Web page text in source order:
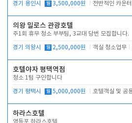
경기 용인시 월 3,500,000원
의왕 밀로스 관광호텔
주1회 휴무 청소 부부팀, 3교대 당번 모집합니다.
경기 의왕시 월 2,500,000원 객실 청소업무
호텔야자 평택역점
청소 1팀 구인합니다
경기 평택시 월 5,000,000원
하라스호텔